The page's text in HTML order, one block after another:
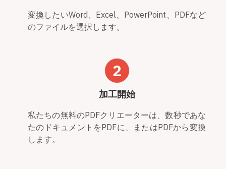
変換したいWord、Excel、PowerPoint、PDFなど
のファイルを選択します。
2
加工開始
私たちの無料のPDFクリエーターは、数秒であな
たのドキュメントをPDFに、またはPDFから変換
します。